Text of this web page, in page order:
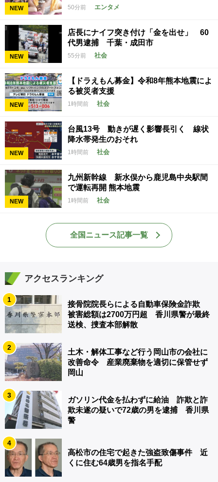
NEW 50分前 エンタメ
NEW
店長にナイフ突き付け「金を出せ」 60
代男逮捕 千葉・成田市
55分前 社会
NEW
【ドラえもん募金】令和8年熊本地震によ
る被災者支援
1時間前 社会
NEW
台風13号 動きが遅く影響長引く 線状
降水帯発生のおそれ
1時間前 社会
NEW
九州新幹線 新水俣から鹿児島中央駅間
で運転再開 熊本地震
1時間前 社会
全国ニュース記事一覧
アクセスランキング
1
接骨院院長らによる自動車保険金詐欺
被害総額は2700万円超 香川県警が最終
送検、捜査本部解散
2
土木・解体工事など行う岡山市の会社に
改善命令 産業廃棄物を適切に保管せず
岡山
3
ガソリン代金を払わずに給油 詐欺と詐
欺未遂の疑いで72歳の男を逮捕 香川県
警
4
高松市の住宅で起きた強盗致傷事件 近
くに住む64歳男を指名手配